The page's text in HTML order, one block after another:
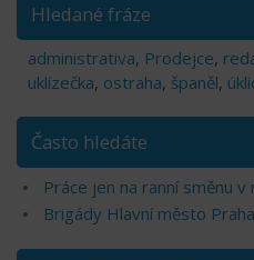
Hledané fráze
administrativa, Prodejce,
uklízečka, ostraha, španěl,
Často hledáte
Práce jen na ranní směnu
Brigády Hlavní město Praha